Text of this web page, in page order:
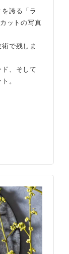
誇る「ラ
ットの写真
で残しま
、そして
。